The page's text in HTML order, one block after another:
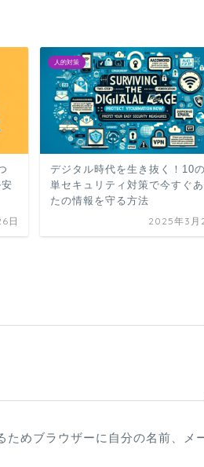
日
人的対策
デジタル時代を生き抜く！10
単セキュリティ対策で今すぐ
たの情報を守る方法
2025年3月
ためブラウザーに自分の名前、メ